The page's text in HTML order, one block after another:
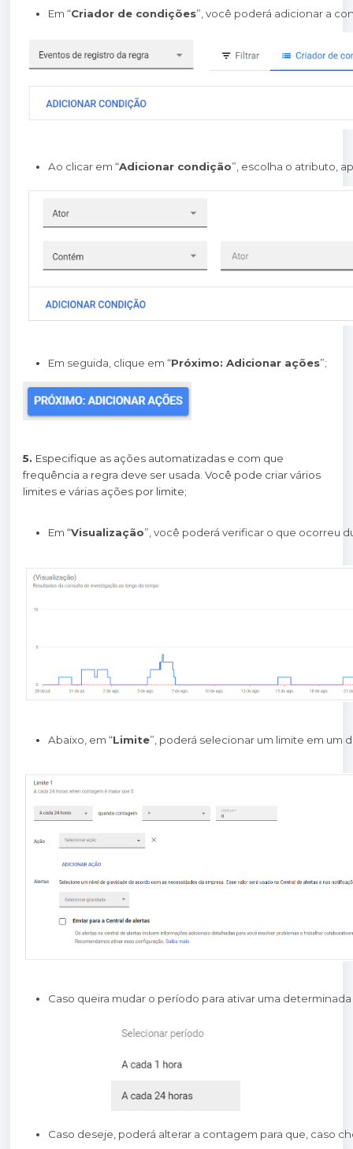
Em “Criador de condições”, você poderá adicionar a
Ao clicar em “Adicionar condição”, escolha o atributo,
Em seguida, clique em “Próximo: Adicionar ações”;
5. Especifique as ações automatizadas e com que
frequência a regra deve ser usada. Você pode criar vários
limites e várias ações por limite;
Em “Visualização”, você poderá verificar o que ocorreu
Abaixo, em “Limite”, poderá selecionar um limite em um
Caso queira mudar o período para ativar uma
Caso deseje, poderá alterar a contagem para que, caso